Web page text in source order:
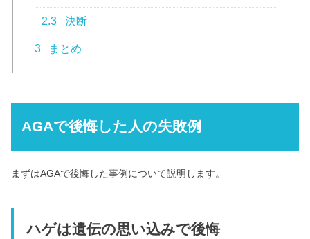
2.3 決断
3 まとめ
AGAで後悔した人の失敗例
まずはAGAで後悔した事例について説明します。
ハゲは遺伝の思い込みで後悔